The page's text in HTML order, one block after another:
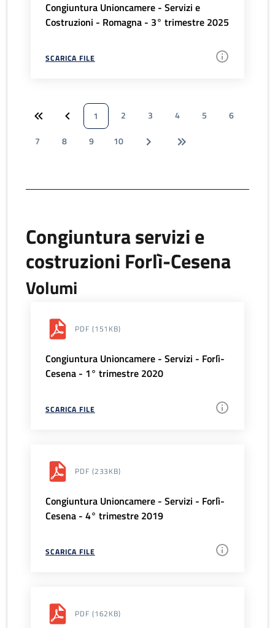
Congiuntura Unioncamere - Servizi e
Costruzioni - Romagna - 3° trimestre 2025
SCARICA FILE
1 2 3 4 5
6
7
8 9 10
Congiuntura servizi e
costruzioni Forlì-Cesena
Volumi
PDF (151KB)
Congiuntura Unioncamere - Servizi - Forlì-
Cesena - 1° trimestre 2020
SCARICA FILE
PDF (233KB)
Congiuntura Unioncamere - Servizi - Forlì-
Cesena - 4° trimestre 2019
SCARICA FILE
PDF (162KB)